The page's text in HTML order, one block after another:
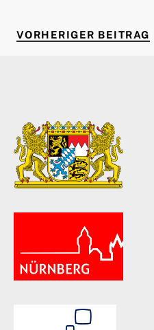
Beitragsnavigation
VORHERIGER BEITRAG